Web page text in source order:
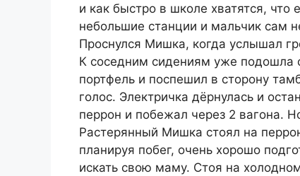
и как быстро в школе хватятся,
небольшие станции и мальчик сам
Проснулся Мишка, когда услышал
К соседним сидениям уже подошла
портфель и поспешил в сторону
голос. Электричка дёрнулась и
перрон и побежал через 2 вагона.
Растерянный Мишка стоял на
планируя побег, очень хорошо
искать свою маму. Стоя на